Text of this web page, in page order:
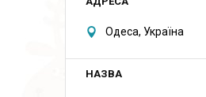
Одеса, Україна